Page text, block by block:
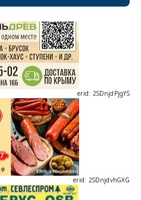
erid: 2SDnjdPjgYS
erid: 2SDnjdvhGXG